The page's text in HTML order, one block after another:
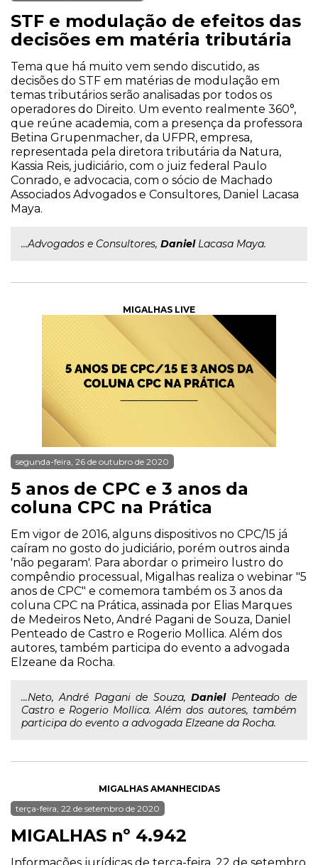
STF e modulação de efeitos das
decisões em matéria tributária
Tema que há muito vem sendo discutido, as
decisões do STF em matérias de modulação em
temas tributários serão analisadas por todos os
operadores do Direito. Um evento realmente 360°,
que reúne academia, com a presença da professora
Betina Grupenmacher, da UFPR, empresa,
representada pela diretora tributária da Natura,
Kassia Reis, judiciário, com o juiz federal Paulo
Conrado, e advocacia, com o sócio de Machado
Associados Advogados e Consultores, Daniel Lacasa
Maya.
...Advogados e Consultores, DanielLacasa Maya.
MIGALHAS LIVE
segunda-feira, 26 de outubro de 2020
5 anos de CPC e 3 anos da
coluna CPC na Prática
Em vigor de 2016, alguns dispositivos no CPC/15 já
caíram no gosto do judiciário, porém outros ainda
'não pegaram'. Para abordar o primeiro lustro do
compêndio processual, Migalhas realiza o webinar "5
anos de CPC" e comemora também os 3 anos da
coluna CPC na Prática, assinada por Elias Marques
de Medeiros Neto, André Pagani de Souza, Daniel
Penteado de Castro e Rogerio Mollica. Além dos
autores, também participa do evento a advogada
Elzeane da Rocha.
...Neto, André Pagani de Souza,DanielPenteado de
Castro e Rogerio Mollica. Além dos autores, também
participa do evento a advogada Elzeane da Rocha.
MIGALHAS AMANHECIDAS
terça-feira, 22 de setembro de 2020
MIGALHAS nº 4.942